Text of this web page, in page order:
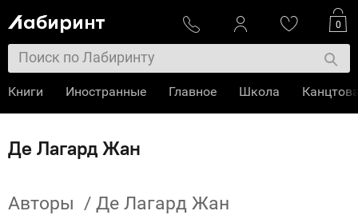
Де Лагард Жан
Авторы / Де Лагард Жан
0
Книги Иностранные Главное Школа